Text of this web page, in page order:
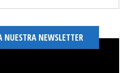
NUESTRA NEWSLETTER